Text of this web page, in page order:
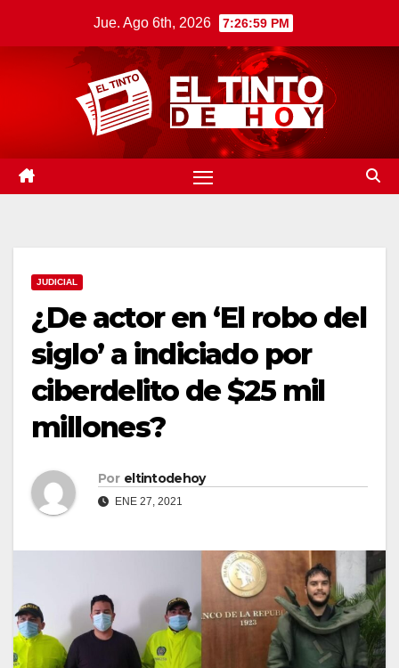
Jue. Ago 6th, 2026 7:27:00 PM
JUDICIAL
¿De actor en ‘El robo del
siglo’ a indiciado por
ciberdelito de $25 mil
millones?
Por eltintodehoy
ENE 27, 2021